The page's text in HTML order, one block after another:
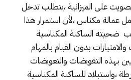
على الميزانية ،يتطلب تدخل
عمالة مكناس ،لأن استمرار هذا
ضحيته الساكنة المكناسية
بدون القيام بالمهام
بهذه التفويضات والتعويضات
،واستبلاد للساكنة المكناسية